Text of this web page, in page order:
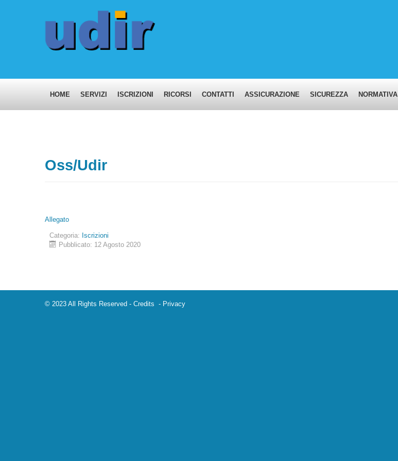
HOME SERVIZI ISCRIZIONI RICORSI CONTATTI ASSICURAZIONE SICUREZZA NORMATIVA
Oss/Udir
Allegato
Categoria: Iscrizioni
Pubblicato: 12 Agosto 2020
© 2023 All Rights Reserved - Credits - Privacy